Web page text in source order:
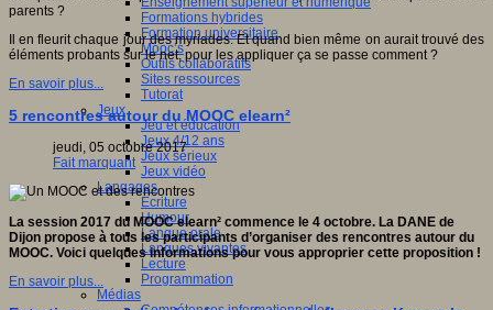
Formations hybrides
Formation universitaire
Mooc’s
Outils collaboratifs
Sites ressources
Tutorat
Jeux
Jeu et éducation
Jeux 4/12 ans
Jeux sérieux
Jeux vidéo
Langages
Ecriture
Humour
Langue orale
Langues vivantes
Lecture
Programmation
Médias
parents ?
Il en fleurit chaque jour des myriades. Et quand bien même on aurait trouvé des
éléments probants sur le net, pour les appliquer ça se passe comment ?
En savoir plus...
5 rencontres autour du MOOC elearn²
jeudi, 05 octobre 2017
Fait marquant
La session 2017 du MOOC elearn² commence le 4 octobre. La DANE de
Dijon propose à tous les participants d’organiser des rencontres autour du
MOOC. Voici quelques informations pour vous approprier cette proposition !
En savoir plus...